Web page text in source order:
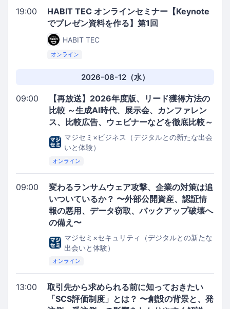
19:00
HABIT TEC オンラインセミナー【Keynote
でプレゼン資料を作る】第1回
HABIT TEC
オンライン
2026-08-12（水）
09:00
【再放送】2026年度版、リード獲得方法の
比較 ～生成AI時代、展示会、カンファレン
ス、比較広告、ウェビナーなどを徹底比較～
マジセミ×ビジネス（デジタルとの新たな出会
いと体験）
オンライン
09:00
変わるランサムウェア攻撃、企業の対策は追
いついているか？ 〜外部公開資産、認証情
報の悪用、データ窃取、バックアップ破壊へ
の備え〜
マジセミ×セキュリティ（デジタルとの新たな
出会いと体験）
オンライン
13:00
取引先から求められる前に知っておきたい
「SCS評価制度」とは？ 〜創設の背景と、発